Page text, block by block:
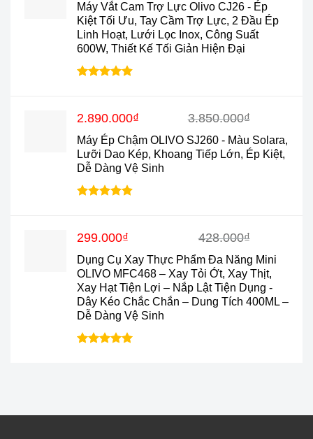
Máy Vắt Cam Trợ Lực Olivo CJ26 - Ép
Kiệt Tối Ưu, Tay Cầm Trợ Lực, 2 Đầu Ép
Linh Hoạt, Lưới Lọc Inox, Công Suất
600W, Thiết Kế Tối Giản Hiện Đại
là:
1.285.000₫.
tại
là:
890.000₫.
Máy Ép Chậm OLIVO SJ260 - Màu Solara,
Lưỡi Dao Kép, Khoang Tiếp Lớn, Ép Kiệt,
Dễ Dàng Vệ Sinh
3.850.000₫
Giá
là:
3.850.000₫.
2.890.000₫
Giá
tại
là:
2.890.000₫.
Dụng Cụ Xay Thực Phẩm Đa Năng Mini
OLIVO MFC468 – Xay Tỏi Ớt, Xay Thịt,
Xay Hạt Tiện Lợi – Nắp Lật Tiện Dụng -
Dây Kéo Chắc Chắn – Dung Tích 400ML –
Dễ Dàng Vệ Sinh
428.000₫
Giá
là:
428.000₫.
299.000₫
Giá
tại
là:
299.000₫.